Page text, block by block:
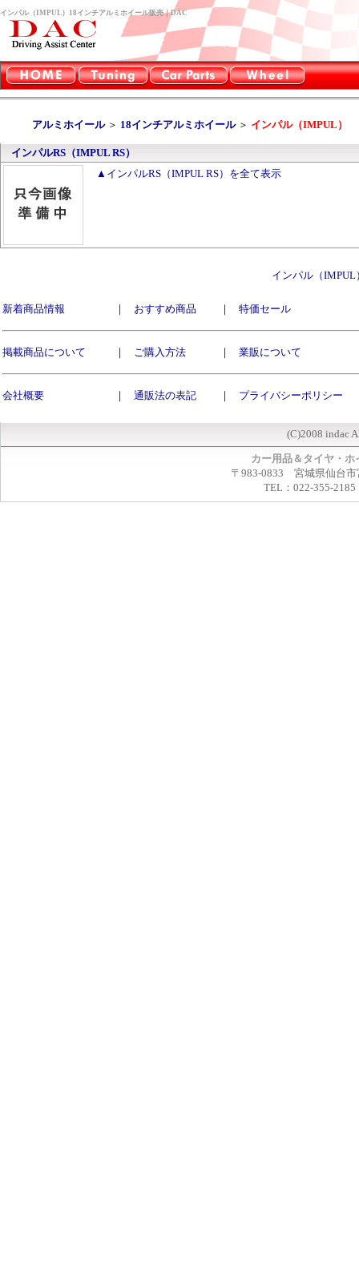
インパル（IMPUL）18インチアルミホイール販売｜DAC
アルミホイール＞ 18インチアルミホイール＞ インパル（IMPUL）
インパルRS（IMPUL RS）
▲インパルRS（IMPUL RS）を全て表示
インパル（
新着商品情報 ｜ おすすめ商品 ｜ 特価セール
掲載商品について ｜ ご購入方法 ｜ 業販について
会社概要 ｜ 通販法の表記 ｜ プライバシーポリシー
(C)2008 indac
カー用品＆タイヤ・
〒983-0833 宮城県仙台市
TEL：022-355-